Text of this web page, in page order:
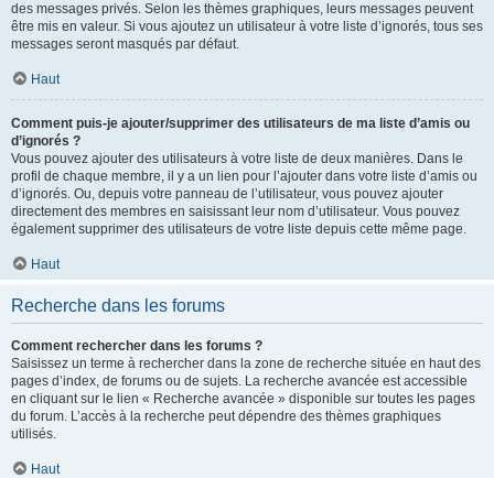
des messages privés. Selon les thèmes graphiques, leurs messages peuvent
être mis en valeur. Si vous ajoutez un utilisateur à votre liste d’ignorés, tous ses
messages seront masqués par défaut.
Haut
Comment puis-je ajouter/supprimer des utilisateurs de ma liste d’amis ou
d’ignorés ?
Vous pouvez ajouter des utilisateurs à votre liste de deux manières. Dans le
profil de chaque membre, il y a un lien pour l’ajouter dans votre liste d’amis ou
d’ignorés. Ou, depuis votre panneau de l’utilisateur, vous pouvez ajouter
directement des membres en saisissant leur nom d’utilisateur. Vous pouvez
également supprimer des utilisateurs de votre liste depuis cette même page.
Haut
Recherche dans les forums
Comment rechercher dans les forums ?
Saisissez un terme à rechercher dans la zone de recherche située en haut des
pages d’index, de forums ou de sujets. La recherche avancée est accessible
en cliquant sur le lien « Recherche avancée » disponible sur toutes les pages
du forum. L’accès à la recherche peut dépendre des thèmes graphiques
utilisés.
Haut